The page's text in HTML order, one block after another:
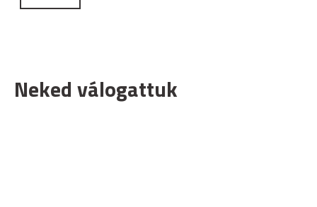
Neked válogattuk